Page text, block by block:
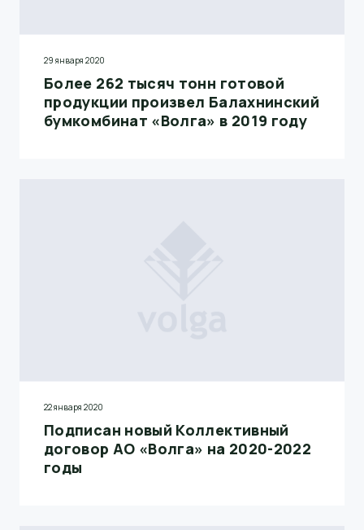
29 января 2020
Более 262 тысяч тонн готовой
продукции произвел Балахнинский
бумкомбинат «Волга» в 2019 году
22 января 2020
Подписан новый Коллективный
договор АО «Волга» на 2020-2022
годы